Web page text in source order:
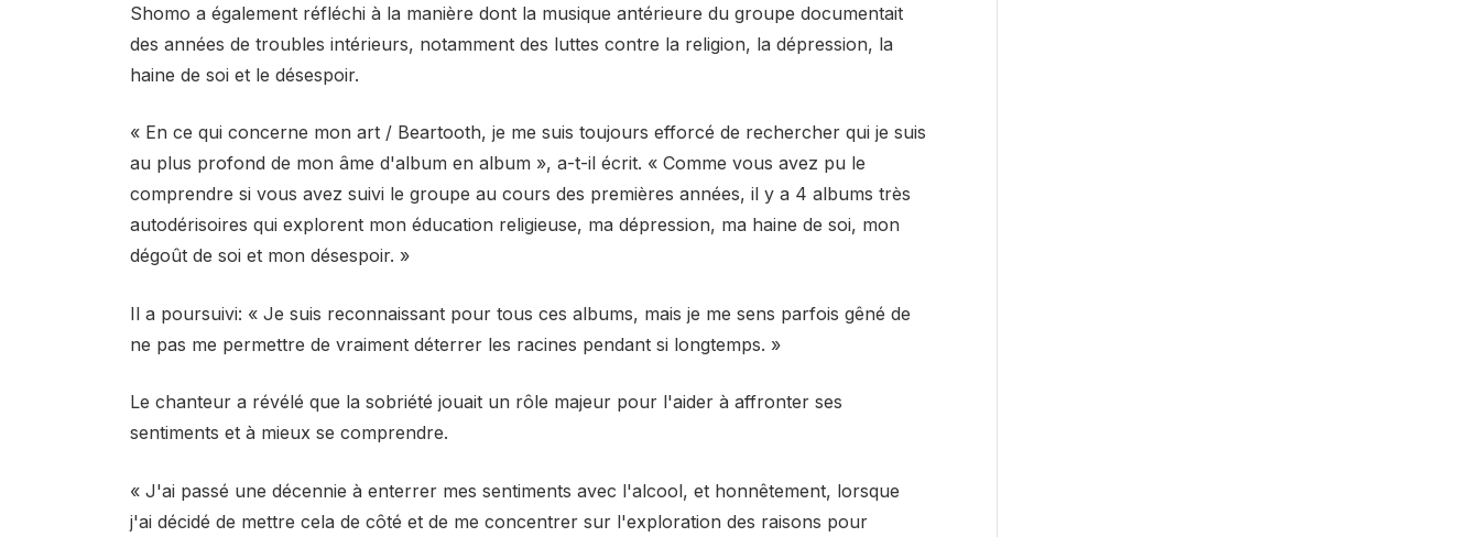
Shomo a également réfléchi à la manière dont la musique antérieure du groupe documentait
des années de troubles intérieurs, notamment des luttes contre la religion, la dépression, la
haine de soi et le désespoir.
« En ce qui concerne mon art / Beartooth, je me suis toujours efforcé de rechercher qui je suis
au plus profond de mon âme d'album en album », a-t-il écrit. « Comme vous avez pu le
comprendre si vous avez suivi le groupe au cours des premières années, il y a 4 albums très
autodérisoires qui explorent mon éducation religieuse, ma dépression, ma haine de soi, mon
dégoût de soi et mon désespoir. »
Il a poursuivi: « Je suis reconnaissant pour tous ces albums, mais je me sens parfois gêné de
ne pas me permettre de vraiment déterrer les racines pendant si longtemps. »
Le chanteur a révélé que la sobriété jouait un rôle majeur pour l'aider à affronter ses
sentiments et à mieux se comprendre.
« J'ai passé une décennie à enterrer mes sentiments avec l'alcool, et honnêtement, lorsque
j'ai décidé de mettre cela de côté et de me concentrer sur l'exploration des raisons pour